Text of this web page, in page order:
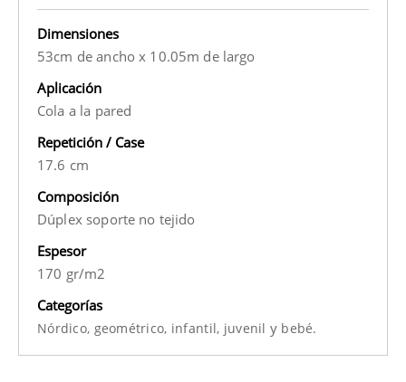
Dimensiones
53cm de ancho x 10.05m de largo
Aplicación
Cola a la pared
Repetición / Case
17.6 cm
Composición
Dúplex soporte no tejido
Espesor
170 gr/m2
Categorías
Nórdico, geométrico, infantil, juvenil y bebé.